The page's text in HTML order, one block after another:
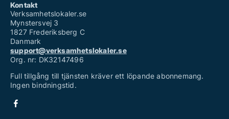
Kontakt
Verksamhetslokaler.se
Mynstersvej 3
1827 Frederiksberg C
Danmark
support@verksamhetslokaler.se
Org. nr: DK32147496
Full tillgång till tjänsten kräver ett löpande abonnemang.
Ingen bindningstid.